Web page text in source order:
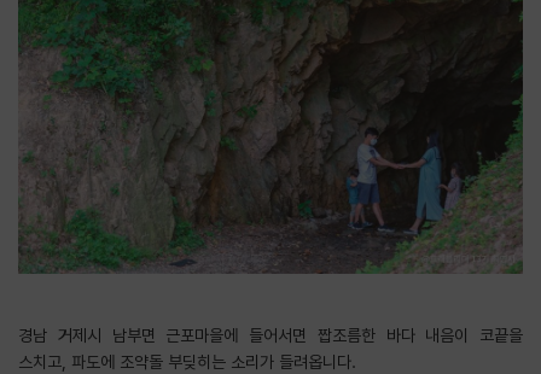
경남 거제시 남부면 근포마을에 들어서면 짭조름한 바다 내음이 코끝을
스치고, 파도에 조약돌 부딪히는 소리가 들려옵니다.